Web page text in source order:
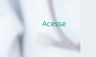
Acesse